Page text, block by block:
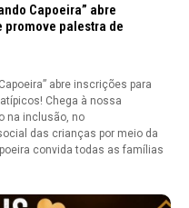
Capoeira” abre
palestra de
abre inscrições para
Chega à nossa
na inclusão, no
das crianças por meio da
convida todas as famílias